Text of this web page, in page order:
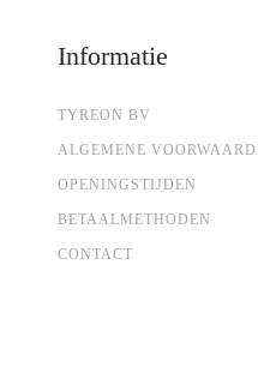
Informatie
TYREON BV
ALGEMENE
OPENINGSTIJDEN
BETAALMETHODEN
CONTACT